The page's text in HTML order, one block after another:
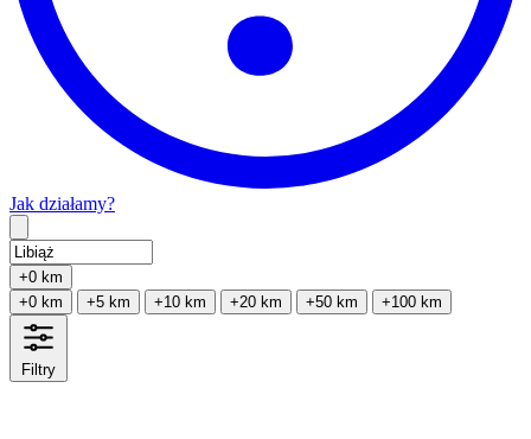
Jak działamy?
+0 km
+0 km
+5 km +10 km +20 km +50 km +100 km
Filtry